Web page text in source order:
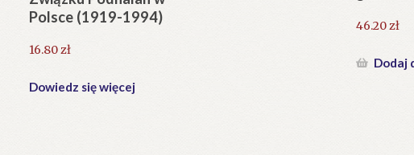
Polsce (1919-1994)
16.80zł
Dowiedz się więcej
46.20zł
Dodaj